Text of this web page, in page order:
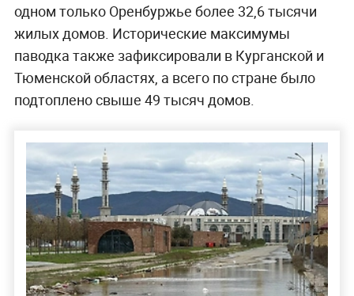
одном только Оренбуржье более 32,6 тысячи
жилых домов. Исторические максимумы
паводка также зафиксировали в Курганской и
Тюменской областях, а всего по стране было
подтоплено свыше 49 тысяч домов.